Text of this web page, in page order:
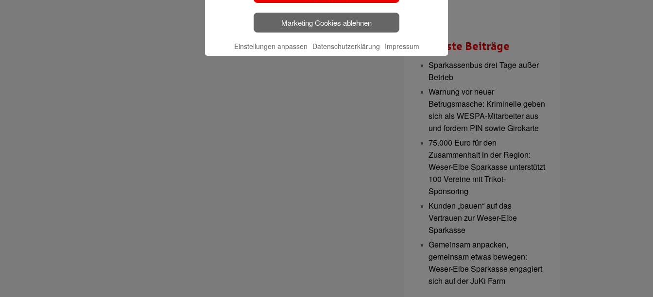
Neueste Beiträge
Sparkassenbus drei Tage außer
Betrieb
Warnung vor neuer
Betrugsmasche: Kriminelle geben
sich als WESPA-Mitarbeiter aus
und fordern PIN sowie Girokarte
75.000 Euro für den
Zusammenhalt in der Region:
Weser-Elbe Sparkasse unterstützt
100 Vereine mit Trikot-
Sponsoring
Kunden „bauen“ auf das
Vertrauen zur Weser-Elbe
Sparkasse
Gemeinsam anpacken,
gemeinsam etwas bewegen:
Weser-Elbe Sparkasse engagiert
sich auf der JuKi Farm
Marketing Cookies ablehnen
Einstellungen anpassen Datenschutzerklärung Impressum